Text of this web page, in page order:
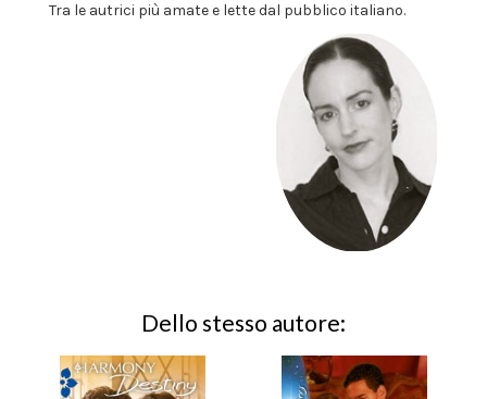
Tra le autrici più amate e lette dal pubblico italiano.
Dello stesso autore: